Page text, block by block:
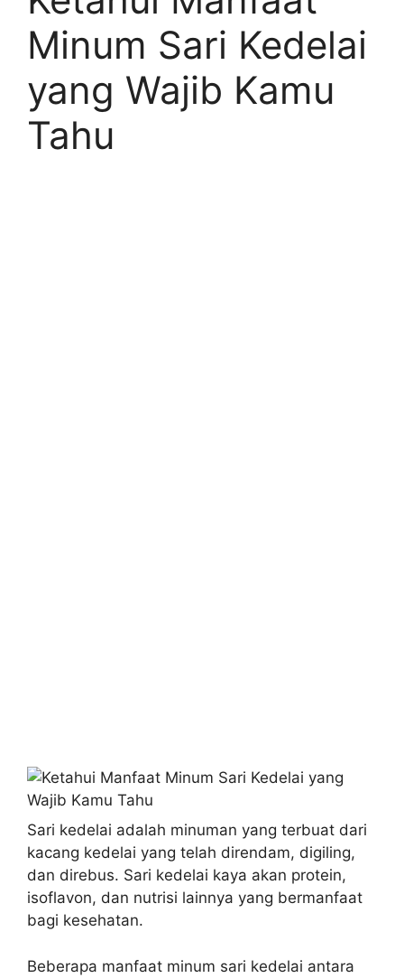
Minum Sari Kedelai
yang Wajib Kamu
Tahu
Sari kedelai adalah minuman yang terbuat dari
kacang kedelai yang telah direndam, digiling,
dan direbus. Sari kedelai kaya akan protein,
isoflavon, dan nutrisi lainnya yang bermanfaat
bagi kesehatan.
Beberapa manfaat minum sari kedelai antara